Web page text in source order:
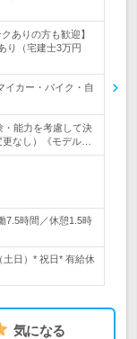
ありの方も歓迎】
り（宅建士3万円
イカー・バイク・自
能力を考慮して決
なし）《モデル…
7.5時間／休憩1.5時
日）* 祝日* 有給休
気になる